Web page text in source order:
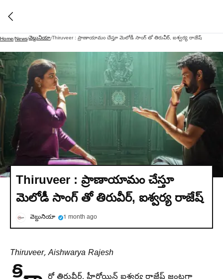
Home/News/వెబ్దునియా/Thiruveer : ప్రాణాయామం చేస్తూ మెలోడీ సాంగ్ తో తిరువీర్, ఐశ్వర్య రాజేష్
Thiruveer : ప్రాణాయామం చేస్తూ
మెలోడీ సాంగ్ తో తిరువీర్, ఐశ్వర్య రాజేష్
వెబ్దునియా 1 month ago
Thiruveer, Aishwarya Rajesh